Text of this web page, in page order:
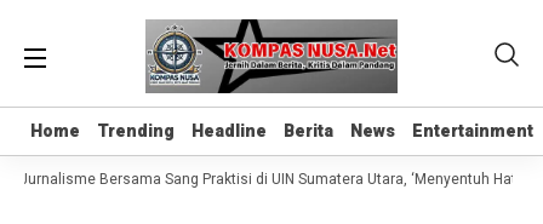
Home Trending Headline Berita News Entertainment
Home Trending Headline Berita News Entertainment
Bersama Sang Praktisi di UIN Sumatera Utara, ‘Menyentuh Hati